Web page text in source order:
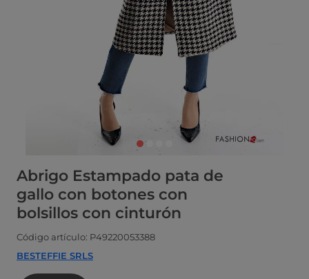
Abrigo Estampado pata de
gallo con botones con
bolsillos con cinturón
Código artículo: P49220053388
BESTEFFIE SRLS